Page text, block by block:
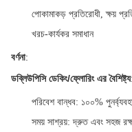
পোকামাকড় প্রতিরোধী, ক্ষয়
খরচ-কার্যকর সমাধান
বর্ণনা:
ডব্লিউপিসি ডেকিং/ফ্লোরিং এর বৈশিষ্ট্য:
পরিবেশ বান্ধব: ১০০%
সময় সাশ্রয়: দ্রুত এবং সহজ